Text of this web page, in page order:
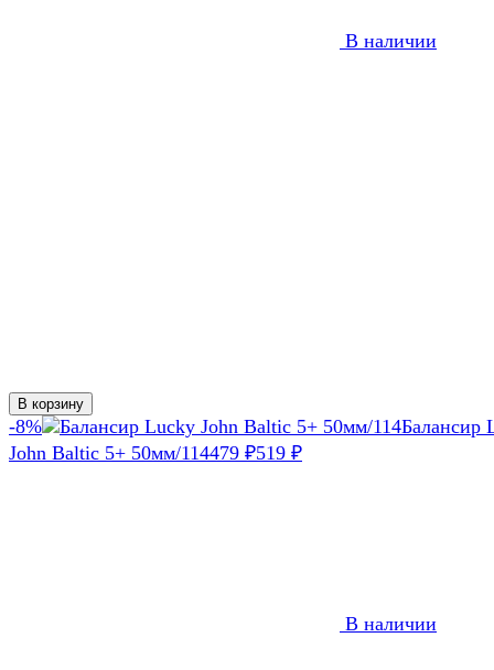
В наличии
В корзину
-8%
Балансир
John Baltic 5+ 50мм/114479 ₽519 ₽
В наличии